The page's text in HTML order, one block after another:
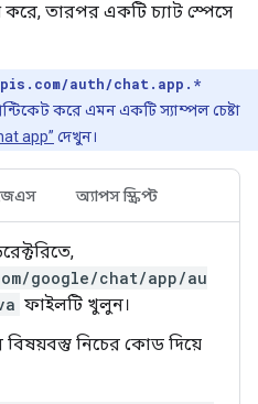
করে, তারপর একটি চ্যাট স্পেসে
auth/chat.app.*
করে এমন একটি স্যাম্পল চেষ্টা
app” দেখুন।
অ্যাপস স্ক্রিপ্ট
google/chat/app/au
ফাইলটি খুলুন।
বিষয়বস্তু নিচের কোড দিয়ে